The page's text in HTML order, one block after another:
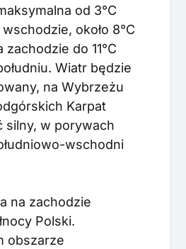
od 3°C
około 8°C
do 11°C
Wiatr będzie
na Wybrzeżu
Karpat
silny, w porywach
wschodni
na zachodzie
Polski.
obszarze